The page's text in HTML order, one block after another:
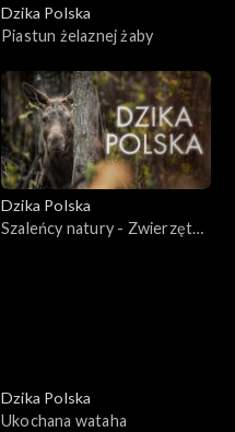
Dzika Polska
Piastun żelaznej żaby
Dzika Polska
Szaleńcy natury - Zwierzęta
Dzika Polska
Ukochana wataha